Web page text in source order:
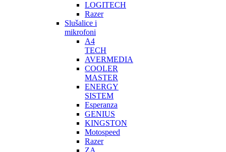
LOGITECH
Razer
Slušalice i
mikrofoni
A4
TECH
AVERMEDIA
COOLER
MASTER
ENERGY
SISTEM
Esperanza
GENIUS
KINGSTON
Motospeed
Razer
ZA